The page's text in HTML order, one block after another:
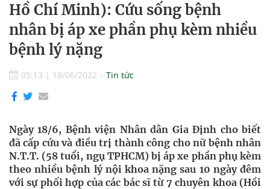
Hồ Chí Minh): Cứu sống bệnh
nhân bị áp xe phần phụ kèm nhiều
bệnh lý nặng
05:13 | 18/06/2022 Tin tức
Ngày 18/6, Bệnh viện Nhân dân Gia Định cho biết
đã cấp cứu và điều trị thành công cho nữ bệnh nhân
N.T.T. (58 tuổi, ngụ TPHCM) bị áp xe phần phụ kèm
theo nhiều bệnh lý nội khoa nặng sau 10 ngày đêm
với sự phối hợp của các bác sĩ từ 7 chuyên khoa (Hồi